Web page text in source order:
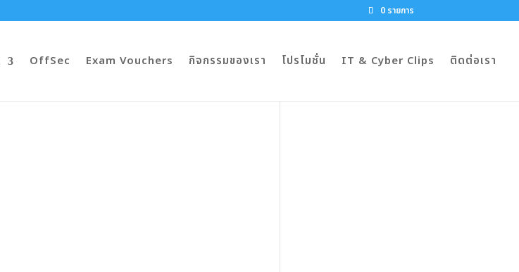
0 รายการ
OffSec Exam Vouchers กิจกรรมของเรา โปรโมชั่น IT & Cyber Clips ติดต่อเรา